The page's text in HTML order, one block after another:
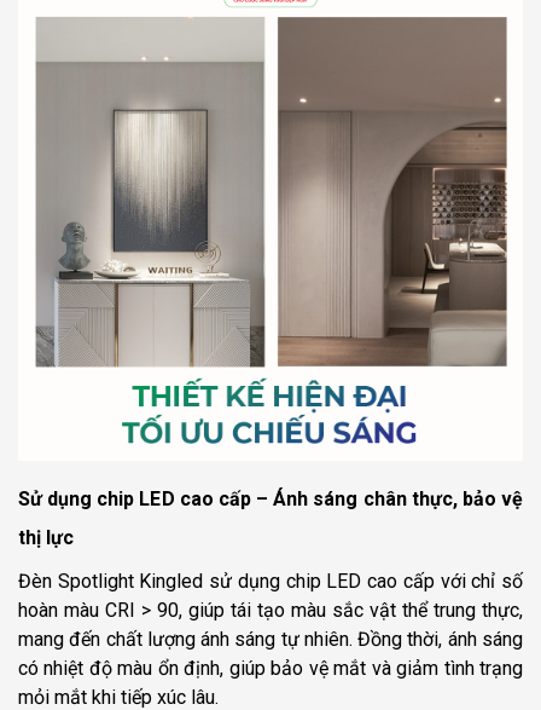
Sử dụng chip LED cao cấp – Ánh sáng chân thực, bảo vệ
thị lực
Đèn Spotlight Kingled sử dụng chip LED cao cấp với chỉ số
hoàn màu CRI > 90, giúp tái tạo màu sắc vật thể trung thực,
mang đến chất lượng ánh sáng tự nhiên. Đồng thời, ánh sáng
có nhiệt độ màu ổn định, giúp bảo vệ mắt và giảm tình trạng
mỏi mắt khi tiếp xúc lâu.